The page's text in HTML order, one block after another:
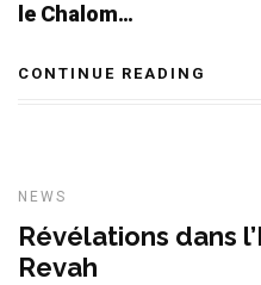
le Chalom…
CONTINUE READING
NEWS
Révélations dans
Revah